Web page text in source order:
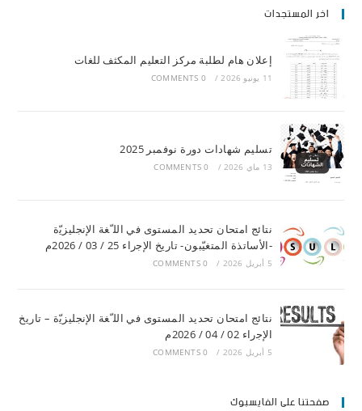
اخر المستجدات
إعلان هام لطلبة مركز التعليم المكثف للغات
11 يونيو 2026 /
0 COMMENTS
تسليم شهادات دورة نوفمبر 2025
13 ماي 2026 /
0 COMMENTS
ﻧﺘﺎﺋﺞ اﻣﺘﺤﺎن ﺗﺤﺪﯾﺪ اﻟﻤﺴﺘﻮى ﻓﻲ اﻟﻠ ّﻐﺔ اﻹﻧﺠﻠﯿﺰﯾّة
-اﻷﺳﺎﺗﺬة اﻟﻤﺘﻐﯿّﺒﻮن- ﺗﺎرﯾﺦ اﻹﺟراء 25 / 03 / 2026م
5 أبريل 2026 /
0 COMMENTS
ﻧﺘﺎﺋﺞ اﻣﺘﺤﺎن ﺗﺤﺪﯾﺪ اﻟﻤﺴﺘﻮى ﻓﻲ اﻟﻠ ّﻐﺔ اﻹﻧﺠﻠﯿﺰﯾّة – ﺗﺎرﯾﺦ
اﻹﺟراء 02 / 04 / 2026م
5 أبريل 2026 /
0 COMMENTS
صفحتنا على الفايسبوك